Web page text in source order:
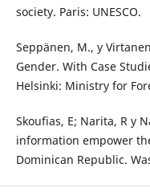
society. Paris: UNESCO.
Seppänen, M., y
Gender. With Case
Helsinki: Ministry for
Skoufias, E; Narita, R y
information empower
Dominican Republic.